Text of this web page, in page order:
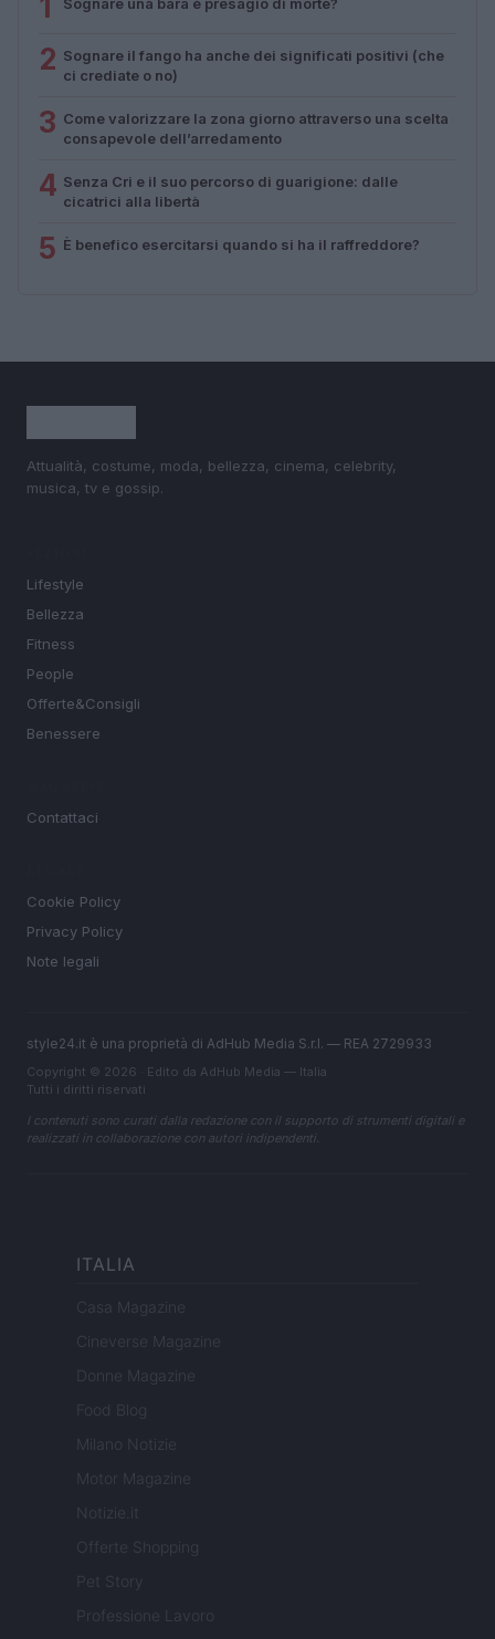
2 Sognare il fango ha anche dei significati positivi (che
ci crediate o no)
3 Come valorizzare la zona giorno attraverso una scelta
consapevole dell’arredamento
4 Senza Cri e il suo percorso di guarigione: dalle
cicatrici alla libertà
5 È benefico esercitarsi quando si ha il raffreddore?
Attualità, costume, moda, bellezza, cinema, celebrity,
musica, tv e gossip.
Lifestyle
Bellezza
Fitness
People
Offerte&Consigli
Benessere
Contattaci
Cookie Policy
Privacy Policy
Note legali
style24.it è una proprietà di AdHub Media S.r.l. — REA 2729933
Copyright © 2026 · Edito da AdHub Media — Italia
Tutti i diritti riservati
I contenuti sono curati dalla redazione con il supporto di strumenti digitali e
realizzati in collaborazione con autori indipendenti.
ITALIA
Casa Magazine
Cineverse Magazine
Donne Magazine
Food Blog
Milano Notizie
Motor Magazine
Notizie.it
Offerte Shopping
Pet Story
Professione Lavoro